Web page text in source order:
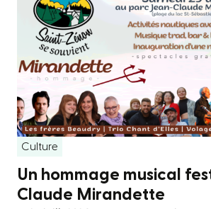
Culture
Un hommage musical
Claude Mirandette